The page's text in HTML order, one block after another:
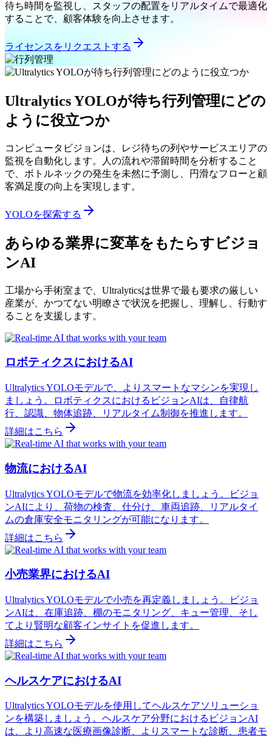
待ち時間を監視し、スタッフの配置をリアルタイムで最適化
することで、顧客体験を向上させます。
ライセンスをリクエストする
Ultralytics YOLOが待ち行列管理にどの
ように役立つか
コンピュータビジョンは、レジ待ちの列やサービスエリアの
監視を自動化します。人の流れや滞留時間を分析すること
で、ボトルネックの発生を未然に予測し、円滑なフローと顧
客満足度の向上を実現します。
YOLOを探索する
あらゆる業界に変革をもたらすビジョ
ンAI
工場から手術室まで、Ultralyticsは世界で最も要求の厳しい
産業が、かつてない明瞭さで状況を把握し、理解し、行動す
ることを支援します。
ロボティクスにおけるAI
Ultralytics YOLOモデルで、よりスマートなマシンを実現し
ましょう。ロボティクスにおけるビジョンAIは、自律航
行、認識、物体追跡、リアルタイム制御を推進します。
詳細はこちら
物流におけるAI
Ultralytics YOLOモデルで物流を効率化しましょう。ビジョ
ンAIにより、荷物の検査、仕分け、車両追跡、リアルタイ
ムの倉庫安全モニタリングが可能になります。
詳細はこちら
小売業界におけるAI
Ultralytics YOLOモデルで小売を再定義しましょう。ビジョ
ンAIは、在庫追跡、棚のモニタリング、キュー管理、そし
てより賢明な顧客インサイトを促進します。
詳細はこちら
ヘルスケアにおけるAI
Ultralytics YOLOモデルを使用してヘルスケアソリューショ
ンを構築しましょう。ヘルスケア分野におけるビジョンAI
は、より高速な医療画像診断、よりスマートな診断、患者モ